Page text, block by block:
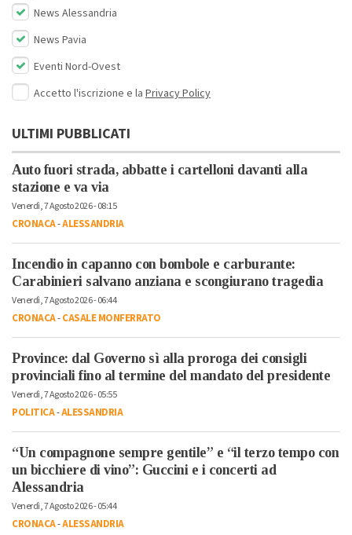
News Alessandria
News Pavia
Eventi Nord-Ovest
Accetto l'iscrizione e la Privacy Policy
ULTIMI PUBBLICATI
Auto fuori strada, abbatte i cartelloni davanti alla
stazione e va via
Venerdì, 7 Agosto 2026 - 08:15
CRONACA-ALESSANDRIA
Incendio in capanno con bombole e carburante:
Carabinieri salvano anziana e scongiurano tragedia
Venerdì, 7 Agosto 2026 - 06:44
CRONACA-CASALE MONFERRATO
Province: dal Governo sì alla proroga dei consigli
provinciali fino al termine del mandato del presidente
Venerdì, 7 Agosto 2026 - 05:55
POLITICA-ALESSANDRIA
“Un compagnone sempre gentile” e “il terzo tempo con
un bicchiere di vino”: Guccini e i concerti ad
Alessandria
Venerdì, 7 Agosto 2026 - 05:44
CRONACA-ALESSANDRIA